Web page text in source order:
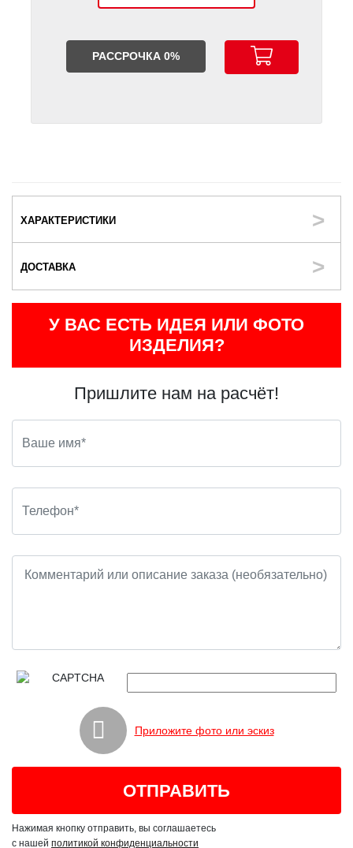
РАССРОЧКА 0%
ХАРАКТЕРИСТИКИ
ДОСТАВКА
У ВАС ЕСТЬ ИДЕЯ ИЛИ ФОТО
ИЗДЕЛИЯ?
Пришлите нам на расчёт!
Приложите фото или эскиз
Нажимая кнопку отправить, вы соглашаетесь
с нашей политикой конфиденциальности